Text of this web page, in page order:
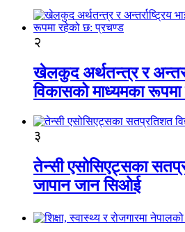
२
खेलकुद अर्थतन्त्र र
विकासको माध्यमका
३
तेन्सी एसोसिएट्सका
जापान जान सिओई